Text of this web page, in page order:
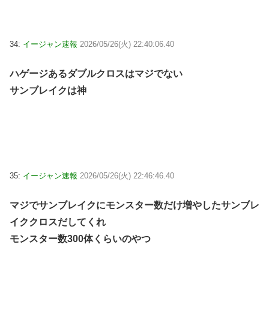
34: イージャン速報 2026/05/26(火) 22:40:06.40
ハゲージあるダブルクロスはマジでない
サンブレイクは神
35: イージャン速報 2026/05/26(火) 22:46:46.40
マジでサンブレイクにモンスター数だけ増やしたサンブレ
イククロスだしてくれ
モンスター数300体くらいのやつ